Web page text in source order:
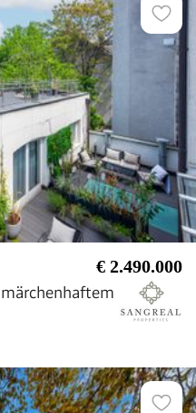
€ 2.490.000